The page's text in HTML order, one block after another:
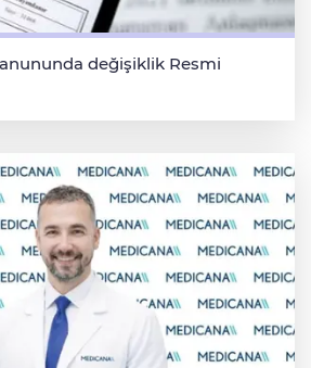
değişiklik Resmi